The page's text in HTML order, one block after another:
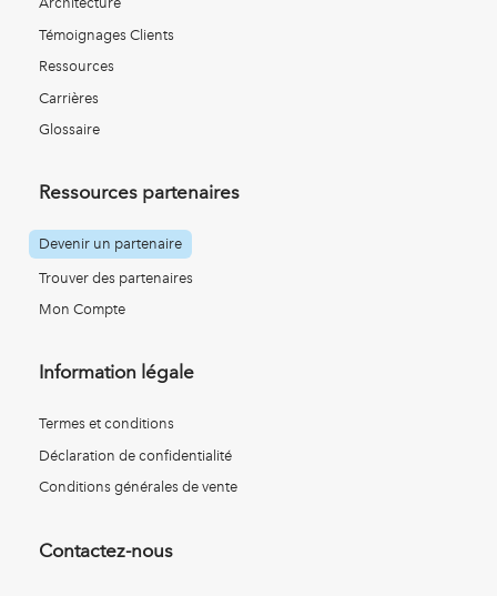
Témoignages Clients
Ressources
Carrières
Glossaire
Ressources partenaires
Devenir un partenaire
Trouver des partenaires
Mon Compte
Information légale
Termes et conditions
Déclaration de confidentialité
Conditions générales de vente
Contactez-nous